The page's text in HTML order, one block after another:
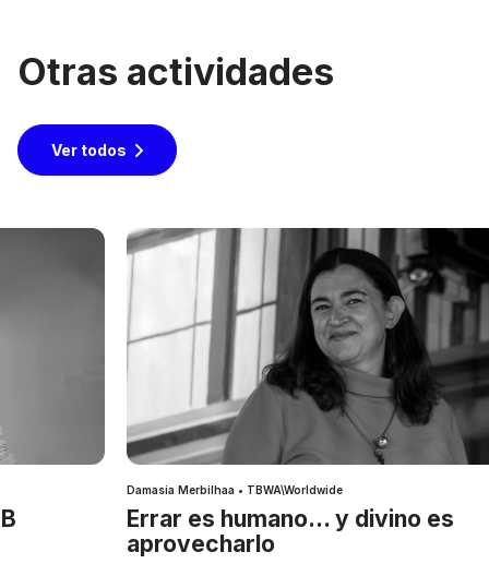
Otras actividades
Ver todos
Damasia Merbilhaa • TBWA\Worldwide
Errar es humano… y divino es
aprovecharlo